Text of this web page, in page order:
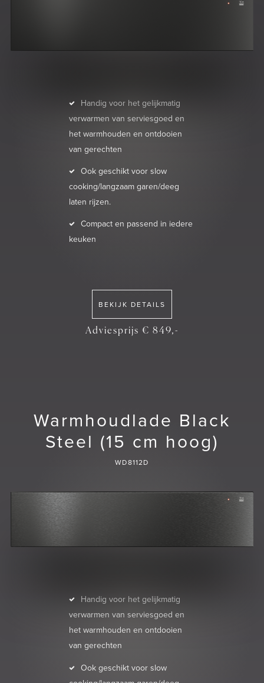
Handig voor het gelijkmatig
verwarmen van serviesgoed en
het warmhouden en ontdooien
van gerechten
Ook geschikt voor slow
cooking/langzaam garen/deeg
laten rijzen.
Compact en passend in iedere
keuken
BEKIJK DETAILS
Adviesprijs € 849,-
Warmhoudlade Black
Steel (15 cm hoog)
WD8112D
Handig voor het gelijkmatig
verwarmen van serviesgoed en
het warmhouden en ontdooien
van gerechten
Ook geschikt voor slow